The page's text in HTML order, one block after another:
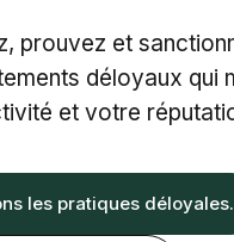
prouvez et
déloyaux qui
et votre
les pratiques déloyales.